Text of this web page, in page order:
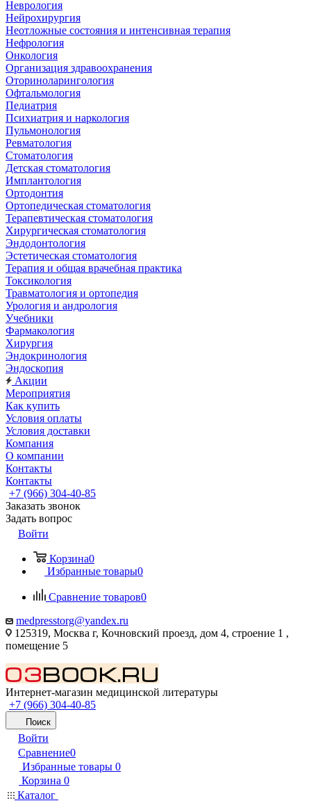
Неврология
Нейрохирургия
Неотложные состояния и интенсивная терапия
Нефрология
Онкология
Организация здравоохранения
Оториноларингология
Офтальмология
Педиатрия
Психиатрия и наркология
Пульмонология
Ревматология
Стоматология
Детская стоматология
Имплантология
Ортодонтия
Ортопедическая стоматология
Терапевтическая стоматология
Хирургическая стоматология
Эндодонтология
Эстетическая стоматология
Терапия и общая врачебная практика
Токсикология
Травматология и ортопедия
Урология и андрология
Учебники
Фармакология
Хирургия
Эндокринология
Эндоскопия
Акции
Мероприятия
Как купить
Условия оплаты
Условия доставки
Компания
О компании
Контакты
Контакты
+7 (966) 304-40-85
Заказать звонок
Задать вопрос
Войти
Корзина0
Избранные товары0
Сравнение товаров0
medpresstorg@yandex.ru
125319, Москва г, Кочновский проезд, дом 4, строение 1 ,
помещение 5
Интернет-магазин медицинской литературы
+7 (966) 304-40-85
Поиск
Войти
Сравнение0
Избранные товары 0
Корзина 0
Каталог